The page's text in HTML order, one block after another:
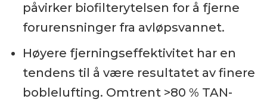
påvirker biofilterytelsen for å fjerne
forurensninger fra avløpsvannet.
Høyere fjerningseffektivitet har en
tendens til å være resultatet av finere
boblelufting. Omtrent >80 % TAN-